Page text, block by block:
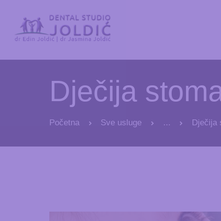
Dječija
Početna Sve usluge ... Dječija